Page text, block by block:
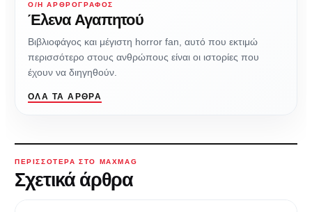
Ο/Η ΑΡΘΡΟΓΡΆΦΟΣ
Έλενα Αγαπητού
Βιβλιοφάγος και μέγιστη horror fan, αυτό που εκτιμώ
περισσότερο στους ανθρώπους είναι οι ιστορίες που
έχουν να διηγηθούν.
ΌΛΑ ΤΑ ΆΡΘΡΑ
ΠΕΡΙΣΣΌΤΕΡΑ ΣΤΟ MAXMAG
Σχετικά άρθρα